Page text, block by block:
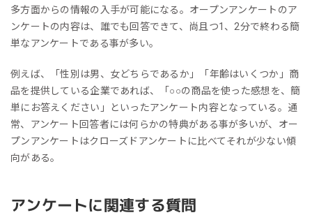
多方面からの情報の入手が可能になる。オープンアンケートのア
ンケートの内容は、誰でも回答できて、尚且つ1、2分で終わる簡
単なアンケートである事が多い。
例えば、「性別は男、女どちらであるか」「年齢はいくつか」商
品を提供している企業であれば、「○○の商品を使った感想を、簡
単にお答えください」といったアンケート内容となっている。通
常、アンケート回答者には何らかの特典がある事が多いが、オー
プンアンケートはクローズドアンケートに比べてそれが少ない傾
向がある。
アンケートに関連する質問